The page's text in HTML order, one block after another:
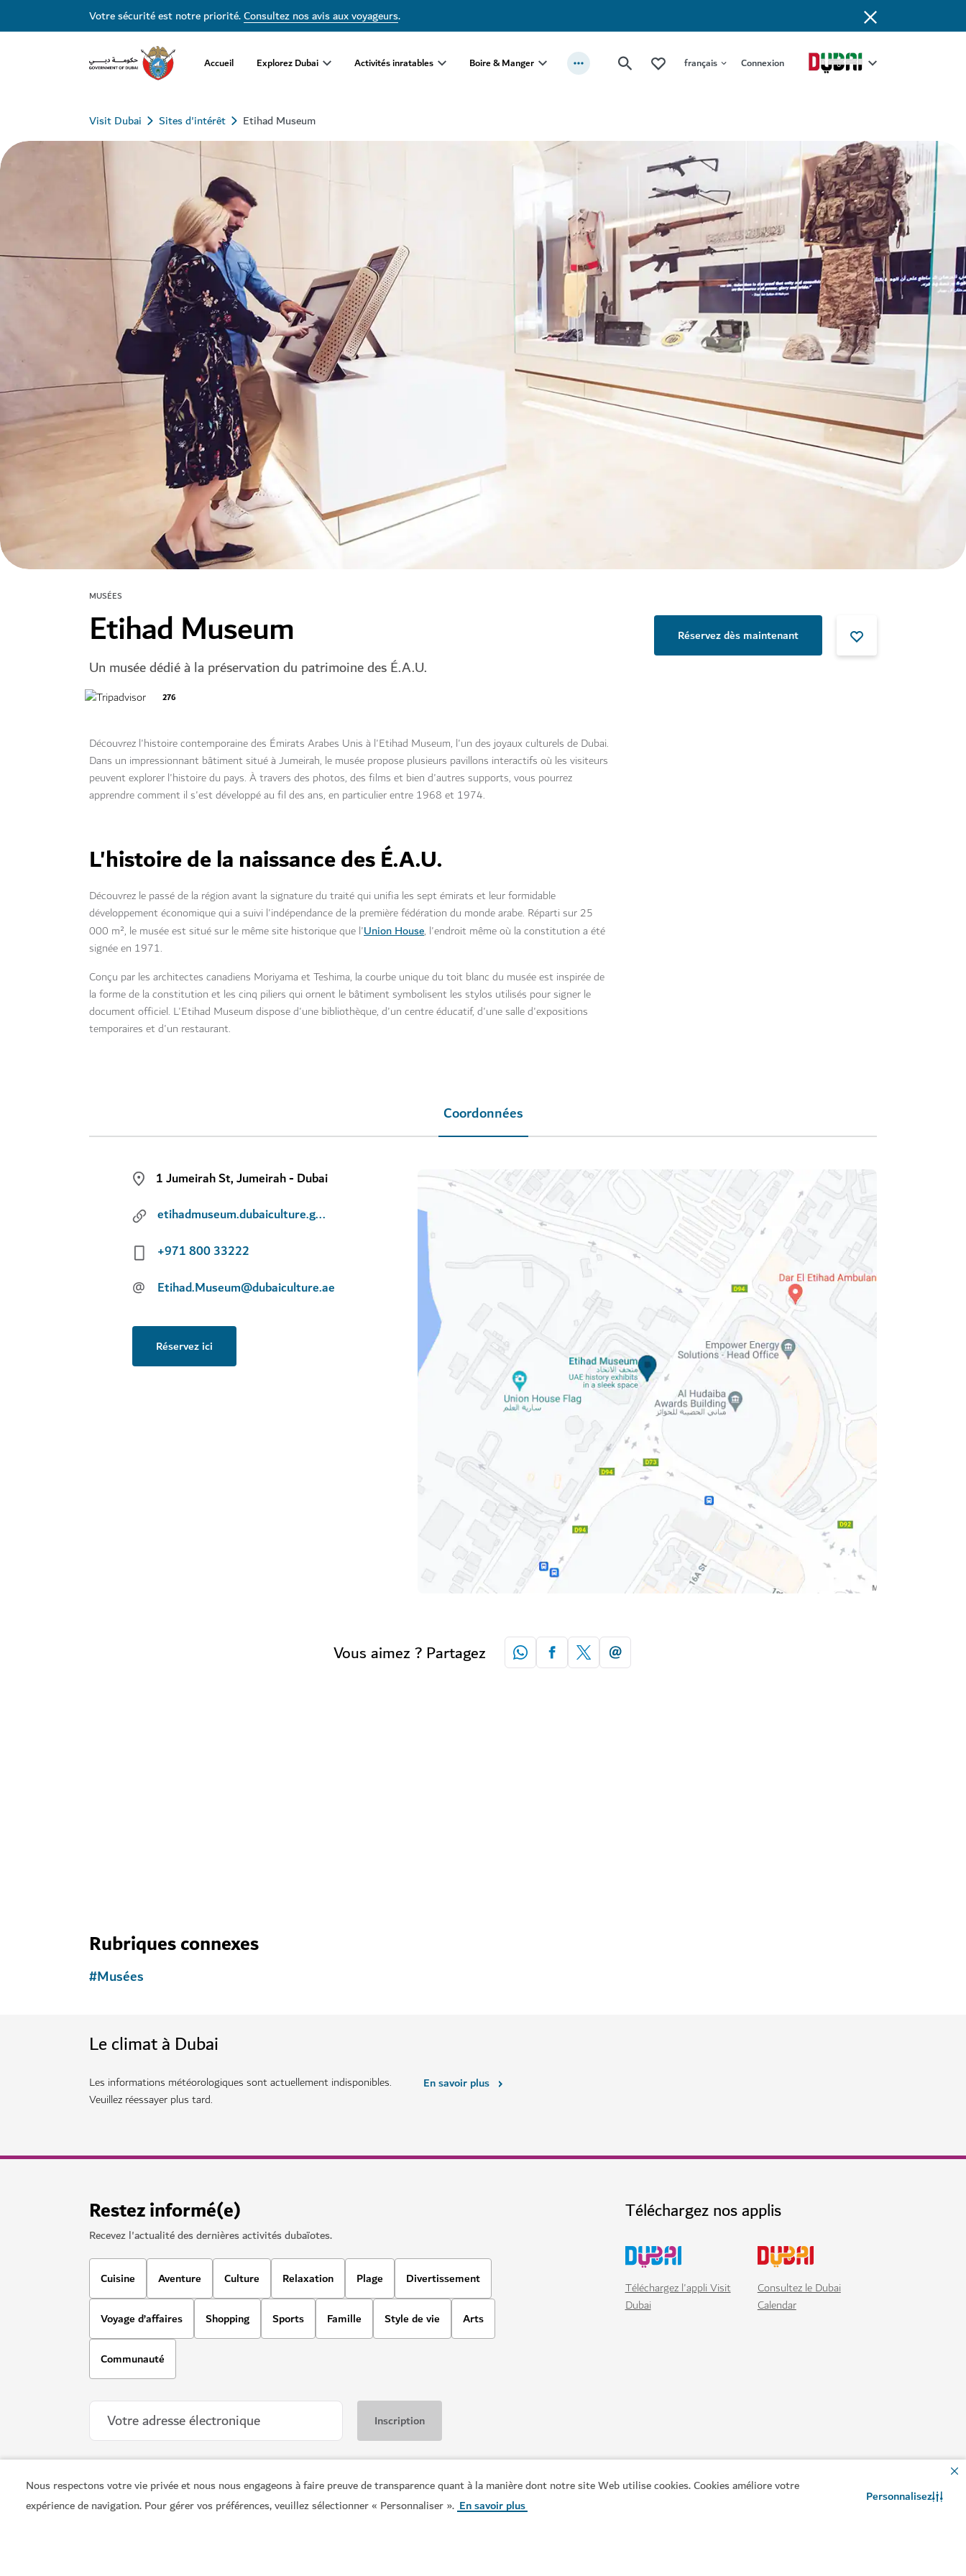
Nous respectons votre vie privée et nous nous engageons à faire preuve de transparence quant à la manière dont notre site Web utilise cookies. Cookies améliore votre
expérience de navigation. Pour gérer vos préférences, veuillez sélectionner « Personnaliser ». En savoir plus Personnalisez
Votre sécurité est notre priorité.Consultez nos avis aux voyageurs.
Accueil Explorez Dubai Activités inratables Boire & Manger français Connexion
Visit Dubai Sites d'intérêt Etihad Museum
MUSÉES
Etihad Museum Réservez dès maintenant
Un musée dédié à la préservation du patrimoine des É.A.U.
276
Découvrez l'histoire contemporaine des Émirats Arabes Unis à l'Etihad Museum, l'un des joyaux culturels de Dubai.
Dans un impressionnant bâtiment situé à Jumeirah, le musée propose plusieurs pavillons interactifs où les visiteurs
peuvent explorer l'histoire du pays. À travers des photos, des films et bien d'autres supports, vous pourrez
apprendre comment il s'est développé au fil des ans, en particulier entre 1968 et 1974.
L'histoire de la naissance des É.A.U.
Découvrez le passé de la région avant la signature du traité qui unifia les sept émirats et leur formidable
développement économique qui a suivi l'indépendance de la première fédération du monde arabe. Réparti sur 25
000 m², le musée est situé sur le même site historique que l'Union House, l'endroit même où la constitution a été
signée en 1971.
Conçu par les architectes canadiens Moriyama et Teshima, la courbe unique du toit blanc du musée est inspirée de
la forme de la constitution et les cinq piliers qui ornent le bâtiment symbolisent les stylos utilisés pour signer le
document officiel. L'Etihad Museum dispose d'une bibliothèque, d'un centre éducatif, d'une salle d'expositions
temporaires et d'un restaurant.
Coordonnées
1 Jumeirah St, Jumeirah - Dubai
etihadmuseum.dubaiculture.gov.ae/en/Pages/default.aspx
+971 800 33222
@ Etihad.Museum@dubaiculture.ae
Réservez ici
Vous aimez ? Partagez
MUSÉES MUSÉES